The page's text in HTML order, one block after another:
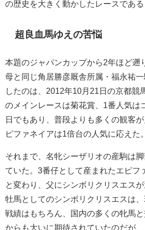
の歴史を大きく動かしたレースである
超良血馬ゆえの苦悩
本題のジャパンカップから2年ほど遡
母と同じ角居勝彦厩舎所属・福永祐
したのは、2012年10月21日の京都競
のメインレースは菊花賞、1番人気は
日でもあり、普段よりも多くの観客
ピファネイアは1倍台の人気に応えた。
それまで、名牝シーザリオの産駒は
ていた。3番仔として産まれたエピフ
と変わり、父にシンボリクリスエス
牡馬としてのシンボリクリスエスは
戦績はもちろん、国内の多くの牝馬
からも大いに期待されていたのだが